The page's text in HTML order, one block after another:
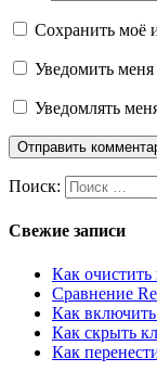
Сохранить моё
Уведомить
Уведомлять
Поиск:
Свежие записи
Как очистить
Сравнение
Как
Как скрыть
Как